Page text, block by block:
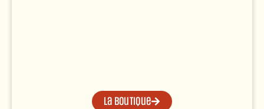
La boutique